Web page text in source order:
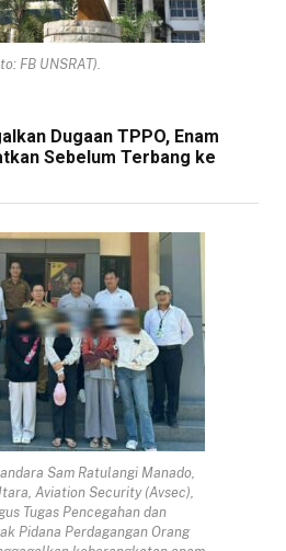
FB UNSRAT).
Dugaan TPPO, Enam
Sebelum Terbang ke
Sam Ratulangi Manado,
Aviation Security (Avsec),
Tugas Pencegahan dan
Pidana Perdagangan Orang